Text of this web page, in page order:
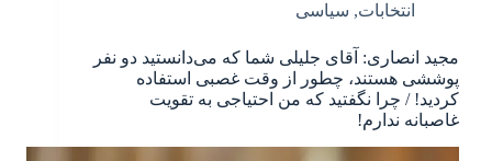
انتخابات, سیاسی
مجید انصاری: آقای جلیلی شما که می‌دانستید دو نفر
پوششی هستند، چطور از وقت غصبی استفاده
کردید! / چرا نگفتید که من احتیاجی به تقویت
غاصبانه ندارم!